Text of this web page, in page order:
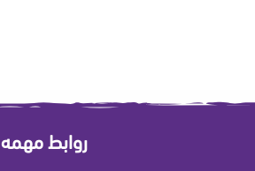
روابط مهمه